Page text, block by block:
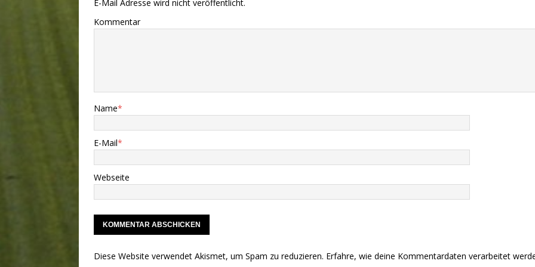
E-Mail Adresse wird nicht veröffentlicht.
Kommentar
Name*
E-Mail*
Webseite
Diese Website verwendet Akismet, um Spam zu reduzieren. Erfahre, wie deine Kommentardaten verarbeitet